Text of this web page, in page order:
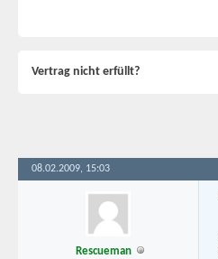
Vertrag nicht erfüllt?
08.02.2009, 15:03
Rescueman